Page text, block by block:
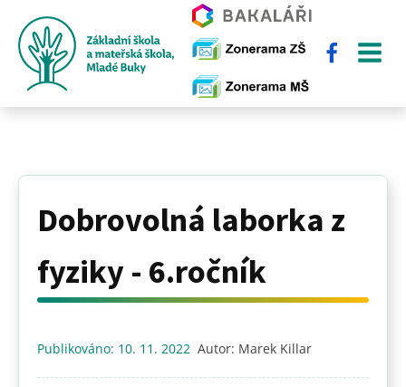
Dobrovolná laborka z
fyziky - 6.ročník
Publikováno: 10. 11. 2022 Autor: Marek Killar